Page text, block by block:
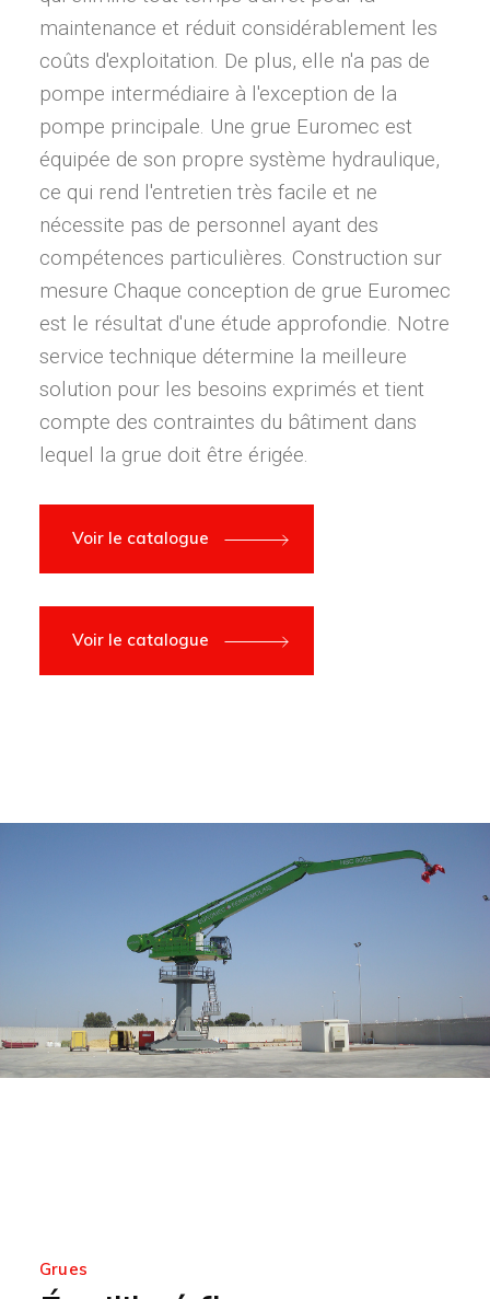
maintenance et réduit considérablement les
coûts d'exploitation. De plus, elle n'a pas de
pompe intermédiaire à l'exception de la
pompe principale. Une grue Euromec est
équipée de son propre système hydraulique,
ce qui rend l'entretien très facile et ne
nécessite pas de personnel ayant des
compétences particulières. Construction sur
mesure Chaque conception de grue Euromec
est le résultat d'une étude approfondie. Notre
service technique détermine la meilleure
solution pour les besoins exprimés et tient
compte des contraintes du bâtiment dans
lequel la grue doit être érigée.
Voir le catalogue
Voir le catalogue
Grues